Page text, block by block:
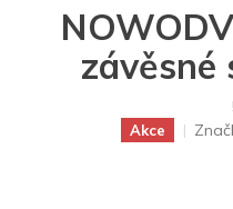
závěsné
Akce